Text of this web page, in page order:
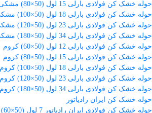
حوله خشک کن فولادی بارلی 15 لول (50×80) مشکی
حوله خشک کن فولادی بارلی 18 لول (50×100) مشکی
حوله خشک کن فولادی بارلی 23 لول (50×120) مشکی
حوله خشک کن فولادی بارلی 34 لول (50×180) مشکی
حوله خشک کن فولادی بارلی 12 لول (50×60) کروم
حوله خشک کن فولادی بارلی 15 لول (50×80) کروم
حوله خشک کن فولادی بارلی 18 لول (50×100) کروم
حوله خشک کن فولادی بارلی 23 لول (50×120) کروم
حوله خشک کن فولادی بارلی 34 لول (50×180) کروم
حوله خشک کن ایران رادیاتور
حوله خشک کن فولادی ایران رادیاتور 7 لول (50×60) سفید